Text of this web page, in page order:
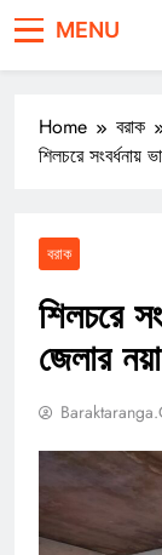
MENU
Home
বরাক
শিলচরে সংবর্ধনায়
বরাক
শিলচরে
জেলার